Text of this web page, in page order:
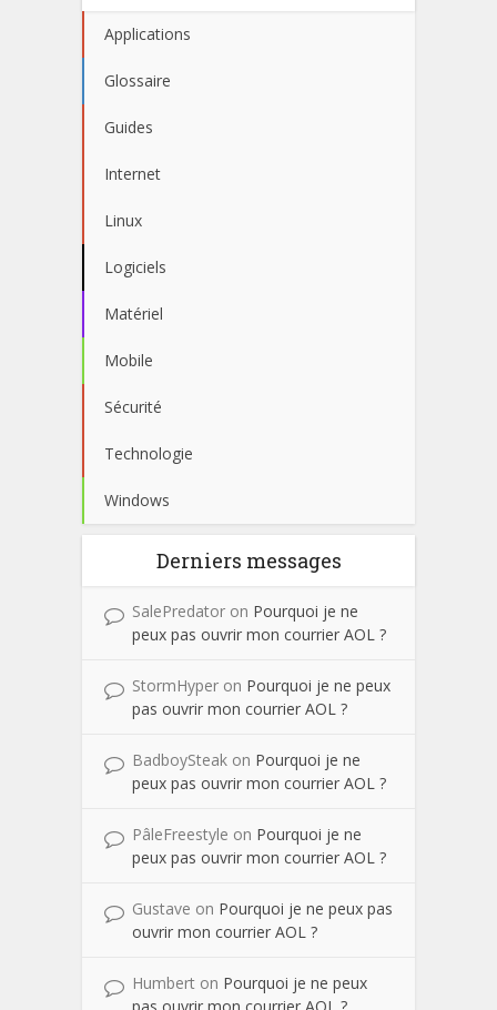
Applications
Glossaire
Guides
Internet
Linux
Logiciels
Matériel
Mobile
Sécurité
Technologie
Windows
Derniers messages
SalePredator on Pourquoi je ne
peux pas ouvrir mon courrier AOL ?
StormHyper on Pourquoi je ne peux
pas ouvrir mon courrier AOL ?
BadboySteak on Pourquoi je ne
peux pas ouvrir mon courrier AOL ?
PâleFreestyle on Pourquoi je ne
peux pas ouvrir mon courrier AOL ?
Gustave on Pourquoi je ne peux pas
ouvrir mon courrier AOL ?
Humbert on Pourquoi je ne peux